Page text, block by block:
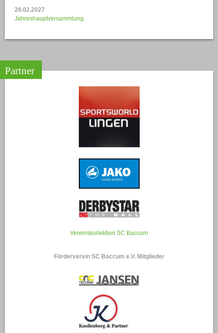
28.02.2027
Jahreshauptversammlung
Partner
Vereinskollektion SC Baccum
Förderverein SC Baccum e.V. Mitglieder